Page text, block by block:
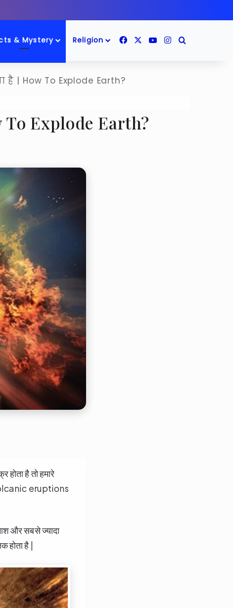
& Mystery Religion FacebookYouTubeInstagram
| How To Explode Earth?
To Explode Earth?
है तो हमारे
eruptions
और सबसे ज्यादा
होता है |